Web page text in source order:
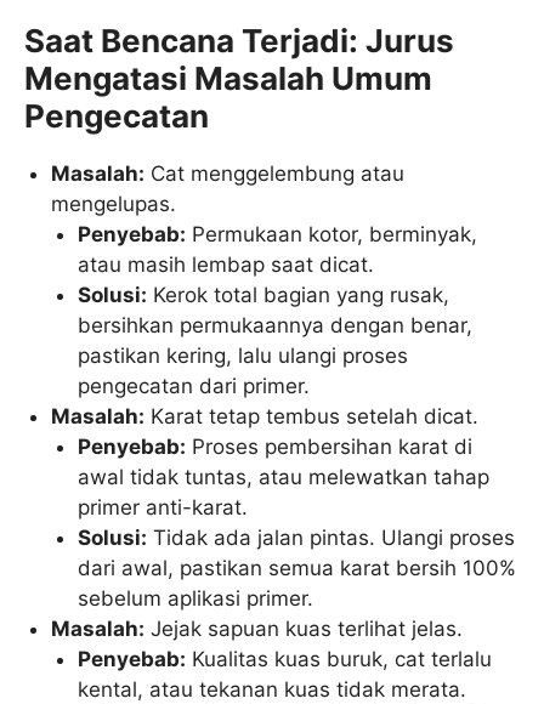
Saat Bencana Terjadi: Jurus
Mengatasi Masalah Umum
Pengecatan
Masalah: Cat menggelembung atau
mengelupas.
Penyebab: Permukaan kotor, berminyak,
atau masih lembap saat dicat.
Solusi: Kerok total bagian yang rusak,
bersihkan permukaannya dengan benar,
pastikan kering, lalu ulangi proses
pengecatan dari primer.
Masalah: Karat tetap tembus setelah dicat.
Penyebab: Proses pembersihan karat di
awal tidak tuntas, atau melewatkan tahap
primer anti-karat.
Solusi: Tidak ada jalan pintas. Ulangi proses
dari awal, pastikan semua karat bersih 100%
sebelum aplikasi primer.
Masalah: Jejak sapuan kuas terlihat jelas.
Penyebab: Kualitas kuas buruk, cat terlalu
kental, atau tekanan kuas tidak merata.